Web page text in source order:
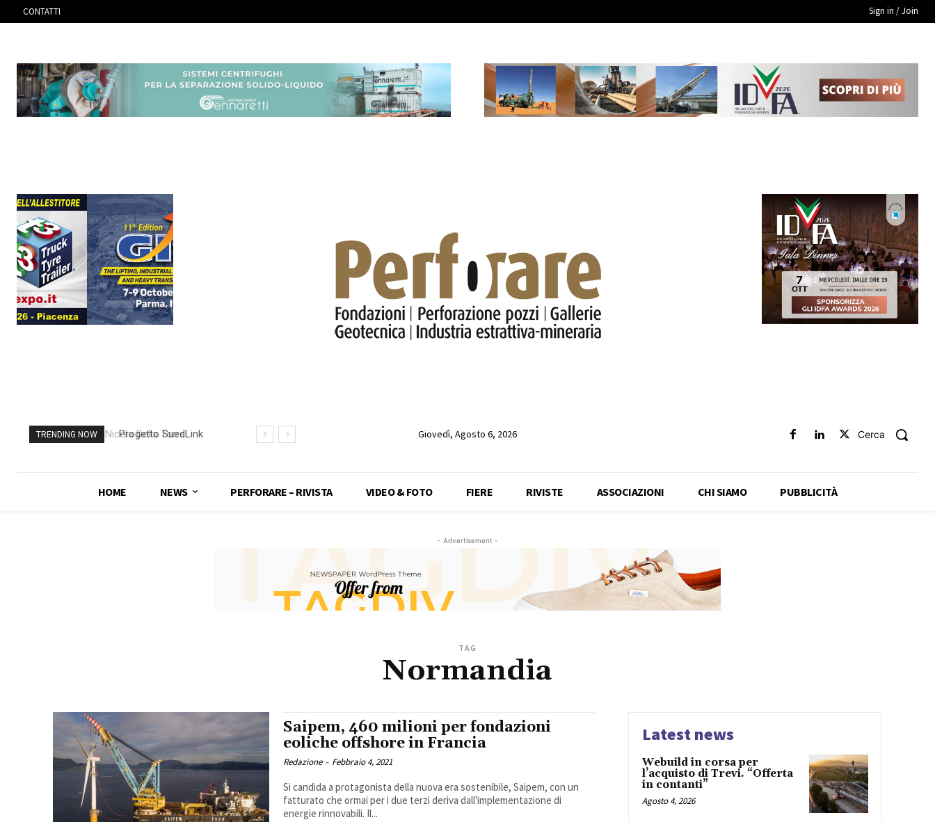
CONTATTI Sign in / Join
TRENDING NOW
Progetto SuedLink
con TBM del
Giovedì, Agosto 6, 2026 Cerca
HOME NEWS PERFORARE – RIVISTA VIDEO & FOTO FIERE RIVISTE ASSOCIAZIONI CHI SIAMO PUBBLICITÀ
- Advertisement -
TAG
Normandia
Saipem, 460 milioni per fondazioni
eoliche offshore in Francia
Redazione - Febbraio 4, 2021
Si candida a protagonista della nuova era sostenibile, Saipem, con un
fatturato che ormai per i due terzi deriva dall'implementazione di
energie rinnovabili. Il...
Latest news
Webuild in corsa per
l’acquisto di Trevi. “Offerta
in contanti”
Agosto 4, 2026